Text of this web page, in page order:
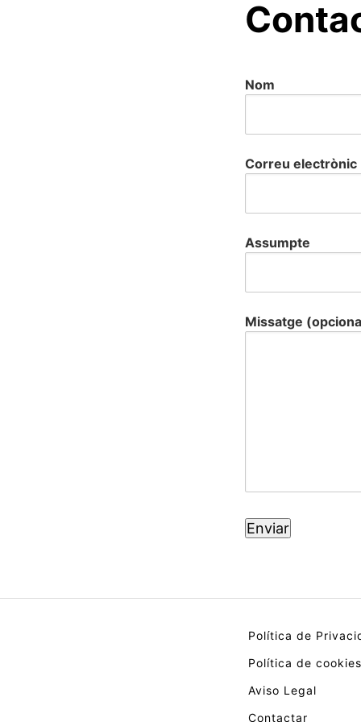
Nom
Correu electrònic
Assumpte
Missatge
Política de
Política de cookies
Aviso Legal
Contactar